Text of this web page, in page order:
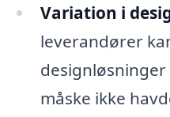
Variation i
leverandører
måske ikke